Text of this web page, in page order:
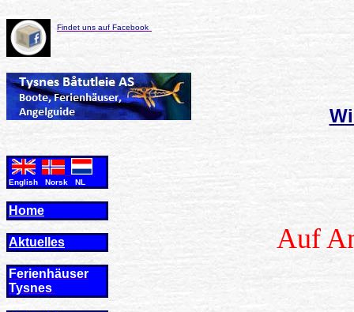
Findet uns auf Facebook
English Norsk NL
Home
Aktuelles
Ferienhäuser
Tysnes
Auf